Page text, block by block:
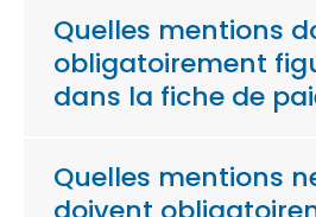
Quelles mentions
obligatoirement
dans la fiche de
Quelles mentions